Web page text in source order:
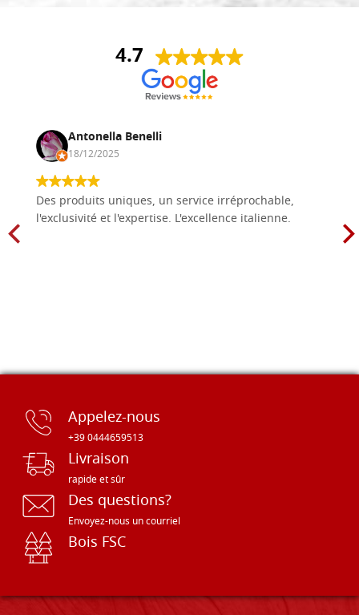
4.7
Antonella Benelli
18/12/2025
Des produits uniques, un service irréprochable,
l'exclusivité et l'expertise. L'excellence italienne.
Appelez-nous
+39 0444659513
Livraison
rapide et sûr
Des questions?
Envoyez-nous un courriel
Bois FSC